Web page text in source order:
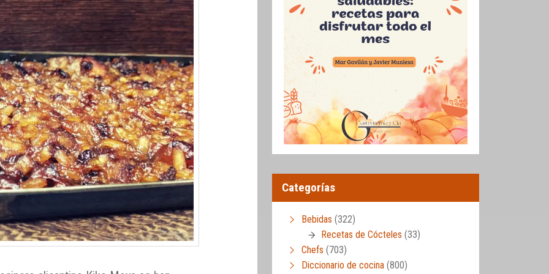
Categorías
Bebidas (322)
Recetas de Cócteles (33)
Chefs (703)
Diccionario de cocina (800)